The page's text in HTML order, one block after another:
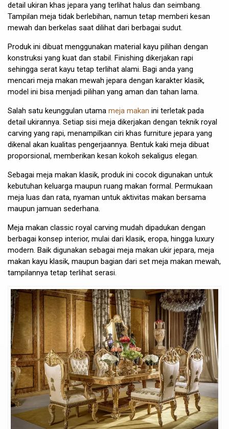
detail ukiran khas jepara yang terlihat halus dan seimbang.
Tampilan meja tidak berlebihan, namun tetap memberi kesan
mewah dan berkelas saat dilihat dari berbagai sudut.
Produk ini dibuat menggunakan material kayu pilihan dengan
konstruksi yang kuat dan stabil. Finishing dikerjakan rapi
sehingga serat kayu tetap terlihat alami. Bagi anda yang
mencari meja makan mewah jepara dengan karakter klasik,
model ini bisa menjadi pilihan yang aman dan tahan lama.
Salah satu keunggulan utama meja makan ini terletak pada
detail ukirannya. Setiap sisi meja dikerjakan dengan teknik royal
carving yang rapi, menampilkan ciri khas furniture jepara yang
dikenal akan kualitas pengerjaannya. Bentuk kaki meja dibuat
proporsional, memberikan kesan kokoh sekaligus elegan.
Sebagai meja makan klasik, produk ini cocok digunakan untuk
kebutuhan keluarga maupun ruang makan formal. Permukaan
meja luas dan rata, nyaman untuk aktivitas makan bersama
maupun jamuan sederhana.
Meja makan classic royal carving mudah dipadukan dengan
berbagai konsep interior, mulai dari klasik, eropa, hingga luxury
modern. Baik digunakan sebagai meja makan ukir jepara, meja
makan kayu klasik, maupun bagian dari set meja makan mewah,
tampilannya tetap terlihat serasi.